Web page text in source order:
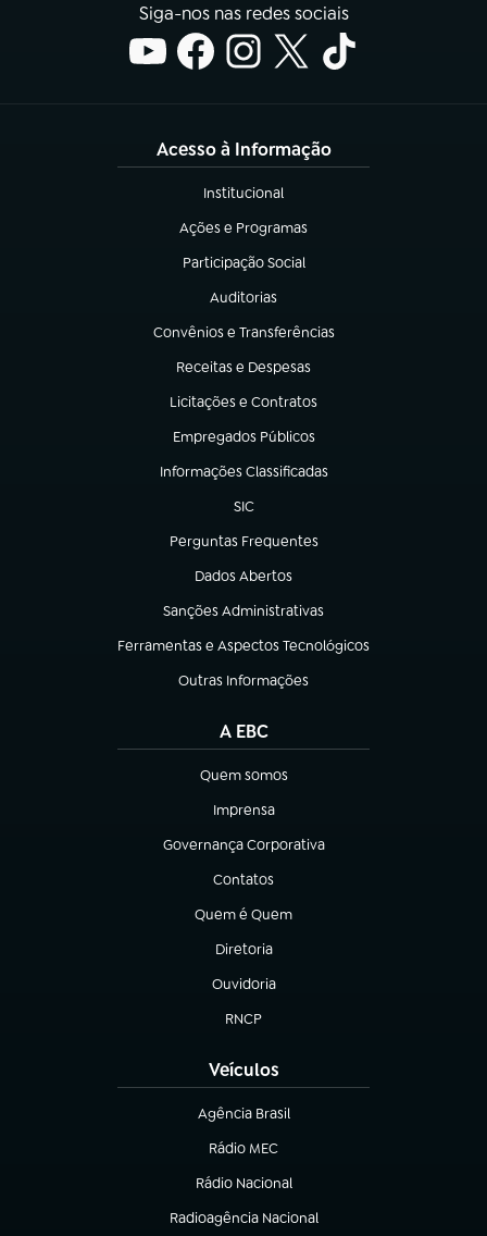
Siga-nos nas redes sociais
Acesso à Informação
Institucional
(abre em nova aba)
Ações e Programas
(abre em nova aba)
Participação Social
(abre em nova aba)
Auditorias
(abre em nova aba)
Convênios e Transferências
(abre em nova aba)
Receitas e Despesas
(abre em nova aba)
Licitações e Contratos
(abre em nova aba)
Empregados Públicos
(abre em nova aba)
Informações Classificadas
(abre em nova aba)
SIC
(abre em nova aba)
Perguntas Frequentes
(abre em nova aba)
Dados Abertos
(abre em nova aba)
Sanções Administrativas
(abre em nova aba)
Ferramentas e Aspectos Tecnológicos
(abre em nova aba)
Outras Informações
(abre em nova aba)
A EBC
Quem somos
(abre em nova aba)
Imprensa
(abre em nova aba)
Governança Corporativa
(abre em nova aba)
Contatos
(abre em nova aba)
Quem é Quem
(abre em nova aba)
Diretoria
(abre em nova aba)
Ouvidoria
(abre em nova aba)
RNCP
(abre em nova aba)
Veículos
Agência Brasil
(abre em nova aba)
Rádio MEC
Rádio Nacional
(abre em nova aba)
Radioagência Nacional
(abre em nova aba)